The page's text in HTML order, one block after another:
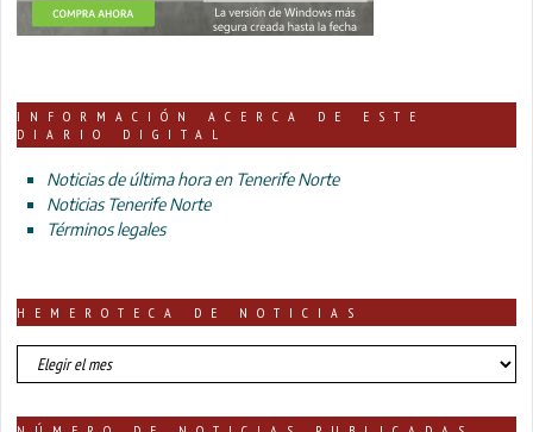
INFORMACIÓN ACERCA DE ESTE
DIARIO DIGITAL
Noticias de última hora en Tenerife Norte
Noticias Tenerife Norte
Términos legales
HEMEROTECA DE NOTICIAS
HEMEROTECA
DE